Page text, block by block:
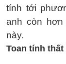
tính tới
anh còn
này.
Toan tính thất